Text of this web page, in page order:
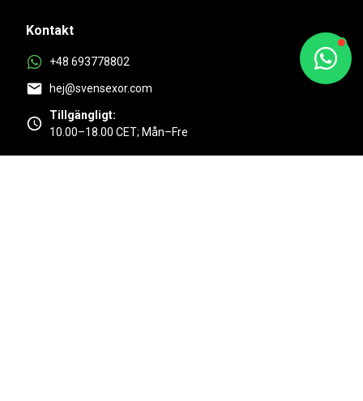
Kontakt
+48 693778802
hej@svensexor.com
Tillgängligt:
10.00–18.00 CET; Mån–Fre